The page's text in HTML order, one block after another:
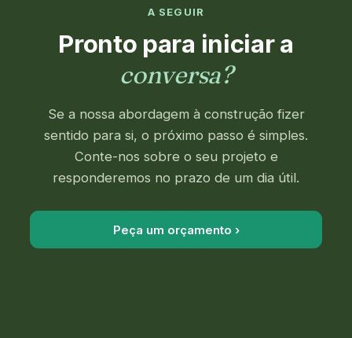
A SEGUIR
Pronto para iniciar a
conversa?
Se a nossa abordagem à construção fizer
sentido para si, o próximo passo é simples.
Conte-nos sobre o seu projeto e
responderemos no prazo de um dia útil.
Peça um orçamento ›